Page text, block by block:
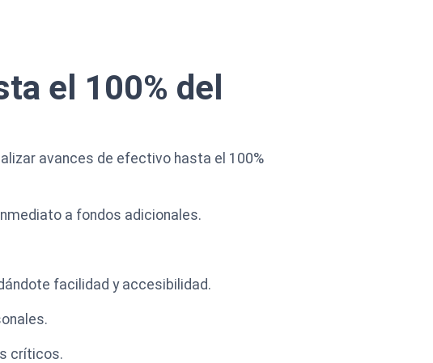
el 100% del
avances de efectivo hasta el 100%
a fondos adicionales.
facilidad y accesibilidad.
críticos.